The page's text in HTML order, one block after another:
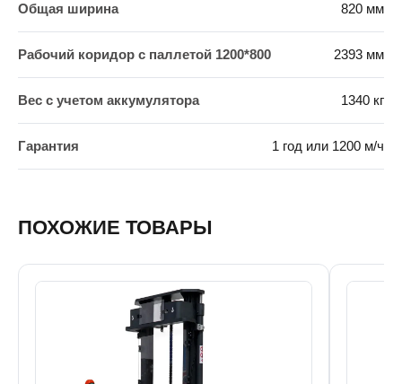
Общая ширина 820 мм
Рабочий коридор с паллетой 1200*800 2393 мм
Вес с учетом аккумулятора 1340 кг
Гарантия 1 год или 1200 м/ч
ПОХОЖИЕ ТОВАРЫ